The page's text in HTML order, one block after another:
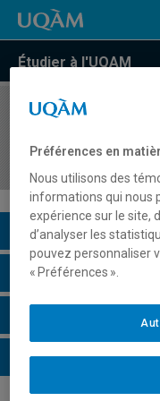
Étudier à l'UQAM
COURS//
mathématiques
Description du cours
Horaire - Été 2026
Horaire - Automne
Horaire - Hiver 2027
Préférences en
Nous utilisons des
informations qui nous
expérience sur le site,
d’analyser les
pouvez personnaliser
« Préférences ».